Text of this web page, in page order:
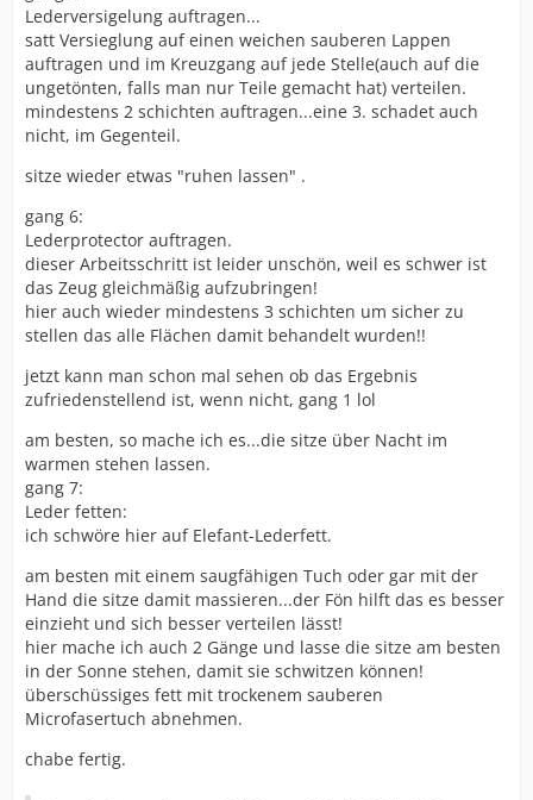
Lederversigelung auftragen...
satt Versieglung auf einen weichen sauberen Lappen
auftragen und im Kreuzgang auf jede Stelle(auch auf die
ungetönten, falls man nur Teile gemacht hat) verteilen.
mindestens 2 schichten auftragen...eine 3. schadet auch
nicht, im Gegenteil.
sitze wieder etwas "ruhen lassen" .
gang 6:
Lederprotector auftragen.
dieser Arbeitsschritt ist leider unschön, weil es schwer ist
das Zeug gleichmäßig aufzubringen!
hier auch wieder mindestens 3 schichten um sicher zu
stellen das alle Flächen damit behandelt wurden!!
jetzt kann man schon mal sehen ob das Ergebnis
zufriedenstellend ist, wenn nicht, gang 1 lol
am besten, so mache ich es...die sitze über Nacht im
warmen stehen lassen.
gang 7:
Leder fetten:
ich schwöre hier auf Elefant-Lederfett.
am besten mit einem saugfähigen Tuch oder gar mit der
Hand die sitze damit massieren...der Fön hilft das es besser
einzieht und sich besser verteilen lässt!
hier mache ich auch 2 Gänge und lasse die sitze am besten
in der Sonne stehen, damit sie schwitzen können!
überschüssiges fett mit trockenem sauberen
Microfasertuch abnehmen.
chabe fertig.